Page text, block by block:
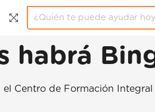
habrá
Centro de Formación